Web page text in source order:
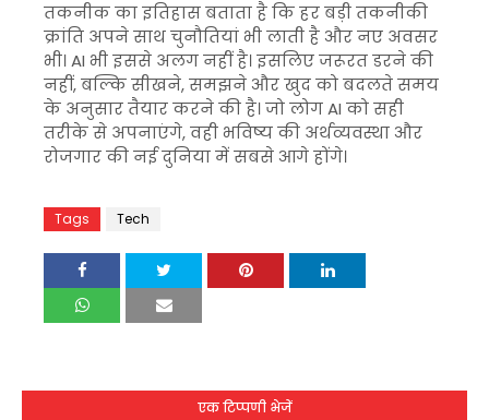
तकनीक का इतिहास बताता है कि हर बड़ी तकनीकी
क्रांति अपने साथ चुनौतियां भी लाती है और नए अवसर
भी। AI भी इससे अलग नहीं है। इसलिए जरूरत डरने की
नहीं, बल्कि सीखने, समझने और खुद को बदलते समय
के अनुसार तैयार करने की है। जो लोग AI को सही
तरीके से अपनाएंगे, वही भविष्य की अर्थव्यवस्था और
रोजगार की नई दुनिया में सबसे आगे होंगे।
Tags Tech
एक टिप्पणी भेजें